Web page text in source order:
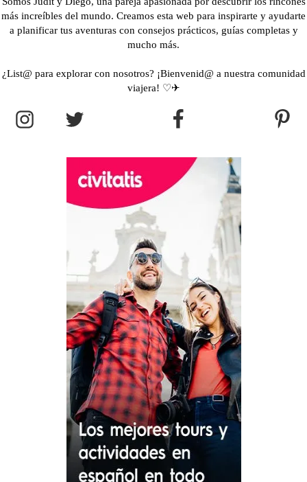
más increíbles del mundo. Creamos esta web para inspirarte y ayudarte
a planificar tus aventuras con consejos prácticos, guías completas y
mucho más.
¿List@ para explorar con nosotros? ¡Bienvenid@ a nuestra comunidad
viajera! ♡✈︎